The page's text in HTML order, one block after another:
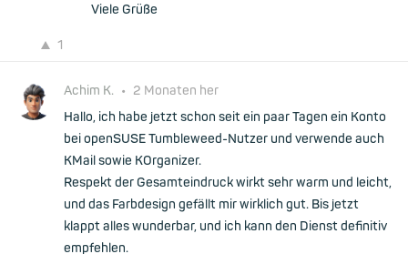
Viele Grüße
1
Achim K. • 2 Monaten her
Hallo, ich habe jetzt schon seit ein paar Tagen ein Konto
bei openSUSE Tumbleweed-Nutzer und verwende auch
KMail sowie KOrganizer.
Respekt der Gesamteindruck wirkt sehr warm und leicht,
und das Farbdesign gefällt mir wirklich gut. Bis jetzt
klappt alles wunderbar, und ich kann den Dienst definitiv
empfehlen.